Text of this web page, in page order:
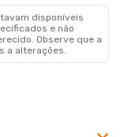
disponíveis
e não
Observe que a
a alterações.